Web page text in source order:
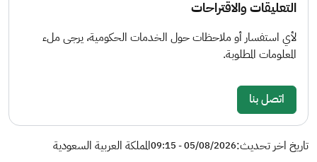
التعليقات والاقتراحات
لأي استفسار أو ملاحظات حول الخدمات الحكومية، يرجى ملء
المعلومات المطلوبة.
اتصل بنا
تاريخ اخر تحديث:05/08/2026 - 09:15 المملكة العربية السعودية